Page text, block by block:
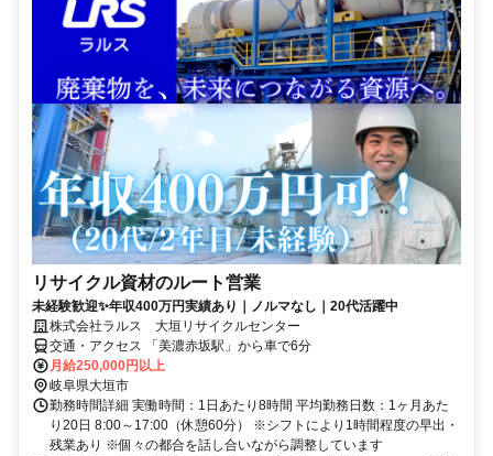
リサイクル資材のルート営業
未経験歓迎✨年収400万円実績あり｜ノルマなし｜20代活躍中
株式会社ラルス 大垣リサイクルセンター
交通・アクセス 「美濃赤坂駅」から車で6分
月給250,000円以上
岐阜県大垣市
勤務時間詳細 実働時間：1日あたり8時間 平均勤務日数：1ヶ月あた
り20日 8:00～17:00（休憩60分） ※シフトにより1時間程度の早出・
残業あり ※個々の都合を話し合いながら調整しています